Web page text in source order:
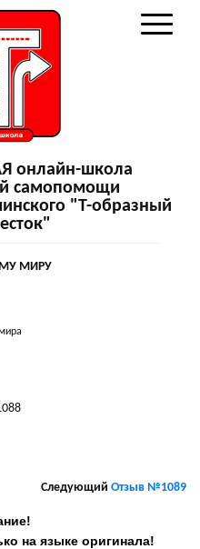
онлайн-школа
самопомощи
"Т-образный
МИРУ
Следующий Отзыв №1089
на языке оригинала!